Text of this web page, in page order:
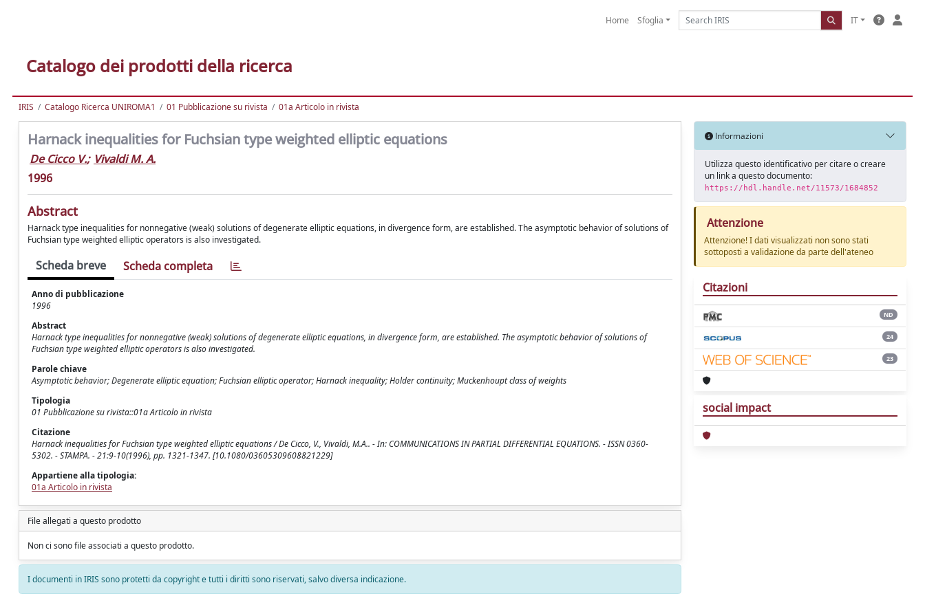
Home Sfoglia IT
Catalogo dei prodotti della ricerca
IRIS Catalogo Ricerca UNIROMA1 01 Pubblicazione su rivista 01a Articolo in rivista
Harnack inequalities for Fuchsian type weighted elliptic equations
De Cicco V.; Vivaldi M. A.
1996
Abstract
Harnack type inequalities for nonnegative (weak) solutions of degenerate elliptic equations, in divergence form, are established. The asymptotic behavior of solutions of
Fuchsian type weighted elliptic operators is also investigated.
Scheda breve Scheda completa
Anno di pubblicazione
1996
Abstract
Harnack type inequalities for nonnegative (weak) solutions of degenerate elliptic equations, in divergence form, are established. The asymptotic behavior of solutions of
Fuchsian type weighted elliptic operators is also investigated.
Parole chiave
Asymptotic behavior; Degenerate elliptic equation; Fuchsian elliptic operator; Harnack inequality; Holder continuity; Muckenhoupt class of weights
Tipologia
01 Pubblicazione su rivista::01a Articolo in rivista
Citazione
Harnack inequalities for Fuchsian type weighted elliptic equations / De Cicco, V., Vivaldi, M.A.. - In: COMMUNICATIONS IN PARTIAL DIFFERENTIAL EQUATIONS. - ISSN 0360-
5302. - STAMPA. - 21:9-10(1996), pp. 1321-1347. [10.1080/03605309608821229]
Appartiene alla tipologia:
01a Articolo in rivista
File allegati a questo prodotto
Non ci sono file associati a questo prodotto.
I documenti in IRIS sono protetti da copyright e tutti i diritti sono riservati, salvo diversa indicazione.
Informazioni
Utilizza questo identificativo per citare o creare
un link a questo documento:
https://hdl.handle.net/11573/1684852
Attenzione
Attenzione! I dati visualizzati non sono stati
sottoposti a validazione da parte dell'ateneo
Citazioni
ND
24
23
social impact